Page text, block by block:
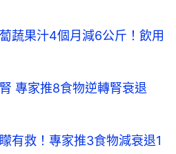
蔬果汁4個月減6公斤！飲用
專家推8食物逆轉腎衰退
有救！專家推3食物減衰退1